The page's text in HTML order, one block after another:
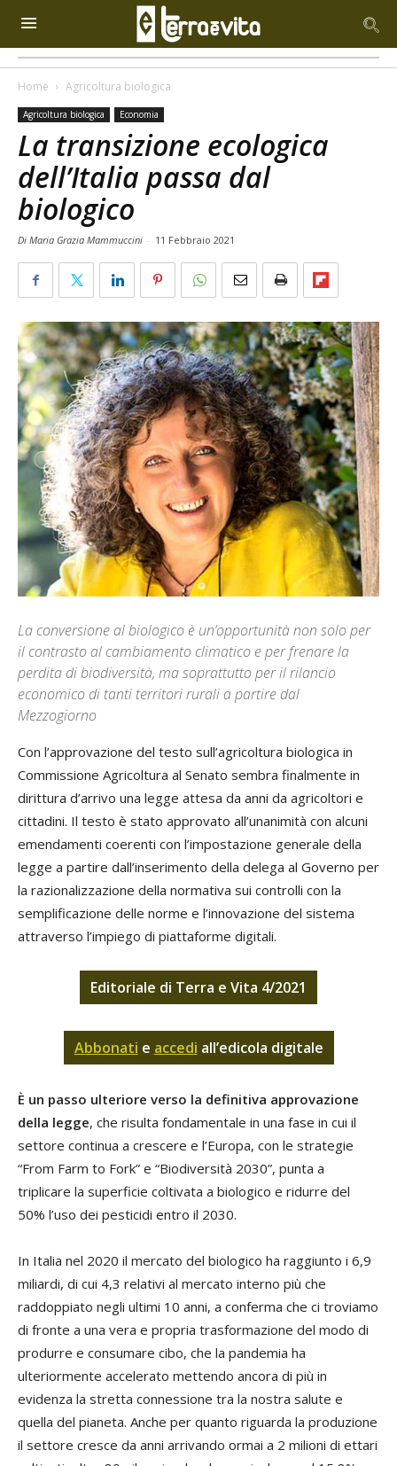
Home Agricoltura biologica
Agricoltura biologica Economia
La transizione ecologica
dell’Italia passa dal
biologico
Di Maria Grazia Mammuccini - 11 Febbraio 2021
La conversione al biologico è un’opportunità non solo per
il contrasto al cambiamento climatico e per frenare la
perdita di biodiversità, ma soprattutto per il rilancio
economico di tanti territori rurali a partire dal
Mezzogiorno
Con l’approvazione del testo sull’agricoltura biologica in
Commissione Agricoltura al Senato sembra finalmente in
dirittura d’arrivo una legge attesa da anni da agricoltori e
cittadini. Il testo è stato approvato all’unanimità con alcuni
emendamenti coerenti con l’impostazione generale della
legge a partire dall’inserimento della delega al Governo per
la razionalizzazione della normativa sui controlli con la
semplificazione delle norme e l’innovazione del sistema
attraverso l’impiego di piattaforme digitali.
Editoriale di Terra e Vita 4/2021
Abbonati e accedi all’edicola digitale
È un passo ulteriore verso la definitiva approvazione
della legge, che risulta fondamentale in una fase in cui il
settore continua a crescere e l’Europa, con le strategie
“From Farm to Fork” e “Biodiversità 2030”, punta a
triplicare la superficie coltivata a biologico e ridurre del
50% l’uso dei pesticidi entro il 2030.
In Italia nel 2020 il mercato del biologico ha raggiunto i 6,9
miliardi, di cui 4,3 relativi al mercato interno più che
raddoppiato negli ultimi 10 anni, a conferma che ci troviamo
di fronte a una vera e propria trasformazione del modo di
produrre e consumare cibo, che la pandemia ha
ulteriormente accelerato mettendo ancora di più in
evidenza la stretta connessione tra la nostra salute e
quella del pianeta. Anche per quanto riguarda la produzione
il settore cresce da anni arrivando ormai a 2 milioni di ettari